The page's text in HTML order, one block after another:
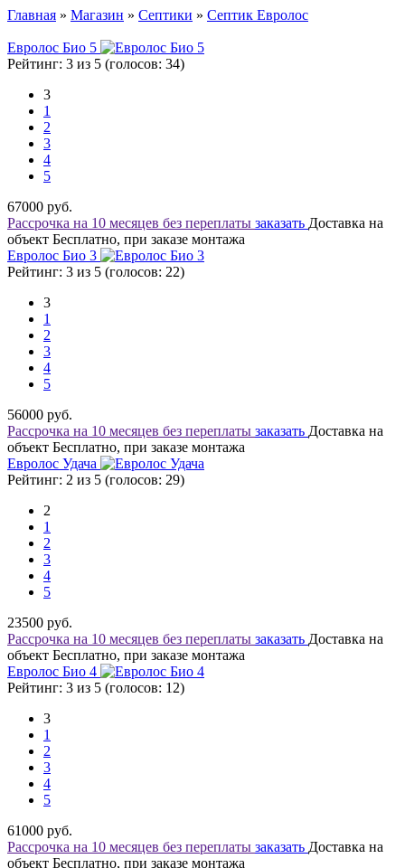
Главная » Магазин » Септики » Септик Евролос
Евролос Био 5
Рейтинг: 3 из 5 (голосов: 34)
3
1
2
3
4
5
67000 руб.
Рассрочка на 10 месяцев без переплаты заказать Доставка на
объект Бесплатно, при заказе монтажа
Евролос Био 3
Рейтинг: 3 из 5 (голосов: 22)
3
1
2
3
4
5
56000 руб.
Рассрочка на 10 месяцев без переплаты заказать Доставка на
объект Бесплатно, при заказе монтажа
Евролос Удача
Рейтинг: 2 из 5 (голосов: 29)
2
1
2
3
4
5
23500 руб.
Рассрочка на 10 месяцев без переплаты заказать Доставка на
объект Бесплатно, при заказе монтажа
Евролос Био 4
Рейтинг: 3 из 5 (голосов: 12)
3
1
2
3
4
5
61000 руб.
Рассрочка на 10 месяцев без переплаты заказать Доставка на
объект Бесплатно, при заказе монтажа